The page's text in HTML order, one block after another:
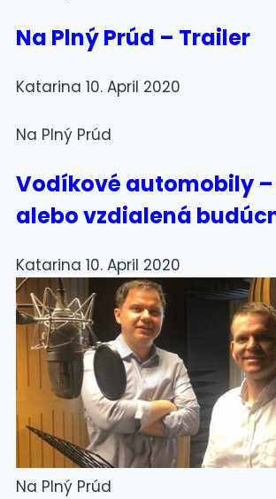
Na Plný Prúd – Trailer
Katarina 10. April 2020
Na Plný Prúd
Vodíkové automobily
alebo vzdialená
Katarina 10. April 2020
Na Plný Prúd